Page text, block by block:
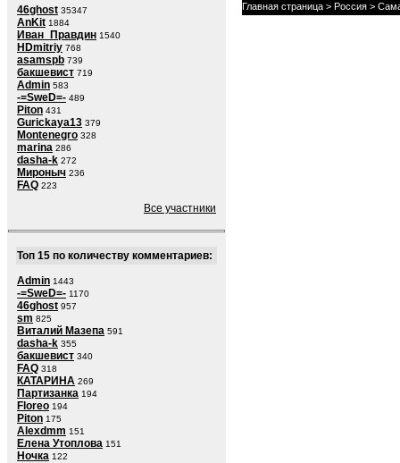
46ghost 35347
AnKit 1884
Иван_Правдин 1540
HDmitriy 768
asamspb 739
бакшевист 719
Admin 583
-=SweD=- 489
Piton 431
Gurickaya13 379
Montenegro 328
marina 286
dasha-k 272
Мироныч 236
FAQ 223
Все участники
Топ 15 по количеству комментариев:
Admin 1443
-=SweD=- 1170
46ghost 957
sm 825
Виталий Мазепа 591
dasha-k 355
бакшевист 340
FAQ 318
КАТАРИНА 269
Партизанка 194
Floreo 194
Piton 175
Alexdmm 151
Елена Утоплова 151
Ночка 122
Главная страница > Россия >